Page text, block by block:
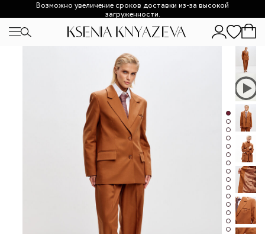
Возможно увеличение сроков доставки из-за высокой
загруженности.